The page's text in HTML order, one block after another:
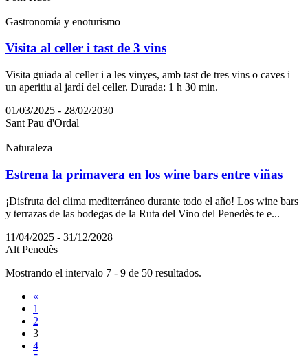
Gastronomía y enoturismo
Visita al celler i tast de 3 vins
Visita guiada al celler i a les vinyes, amb tast de tres vins o caves i
un aperitiu al jardí del celler. Durada: 1 h 30 min.
01/03/2025 - 28/02/2030
Sant Pau d'Ordal
Naturaleza
Estrena la primavera en los wine bars entre viñas
¡Disfruta del clima mediterráneo durante todo el año! Los wine bars
y terrazas de las bodegas de la Ruta del Vino del Penedès te e...
11/04/2025 - 31/12/2028
Alt Penedès
Mostrando el intervalo 7 - 9 de 50 resultados.
«
1
2
3
4